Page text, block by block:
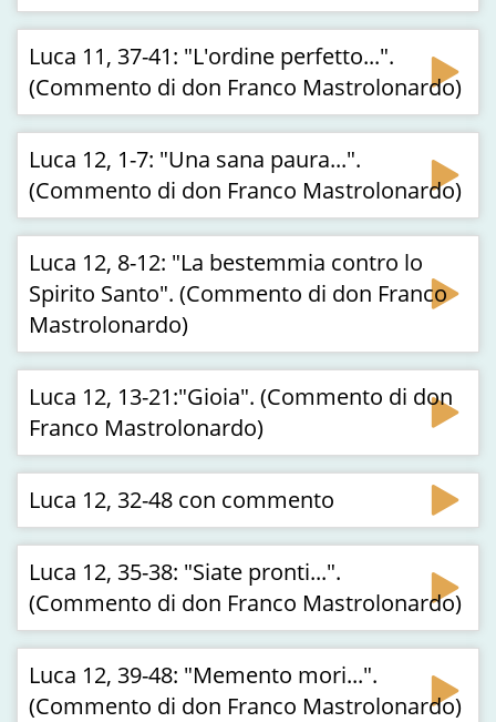
Luca 11, 37-41: "L'ordine perfetto...".
(Commento di don Franco Mastrolonardo)
Luca 12, 1-7: "Una sana paura...".
(Commento di don Franco Mastrolonardo)
Luca 12, 8-12: "La bestemmia contro lo
Spirito Santo". (Commento di don Franco
Mastrolonardo)
Luca 12, 13-21:"Gioia". (Commento di don
Franco Mastrolonardo)
Luca 12, 32-48 con commento
Luca 12, 35-38: "Siate pronti...".
(Commento di don Franco Mastrolonardo)
Luca 12, 39-48: "Memento mori...".
(Commento di don Franco Mastrolonardo)